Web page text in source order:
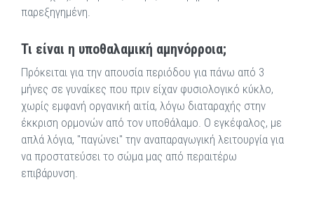
παρεξηγημένη.
Τι είναι η υποθαλαμική αμηνόρροια;
Πρόκειται για την απουσία περιόδου για πάνω από 3
μήνες σε γυναίκες που πριν είχαν φυσιολογικό κύκλο,
χωρίς εμφανή οργανική αιτία, λόγω διαταραχής στην
έκκριση ορμονών από τον υποθάλαμο. Ο εγκέφαλος, με
απλά λόγια, "παγώνει" την αναπαραγωγική λειτουργία για
να προστατεύσει το σώμα μας από περαιτέρω
επιβάρυνση.